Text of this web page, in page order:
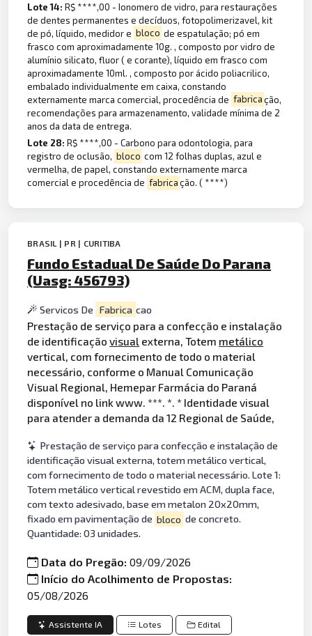
Lote 14:R$ ****,00 - Ionomero de vidro, para restaurações
de dentes permanentes e decíduos, fotopolimerizavel, kit
de pó, líquido, medidor e bloco de espatulação; pó em
frasco com aproximadamente 10g. , composto por vidro de
alumínio silicato, fluor ( e corante), líquido em frasco com
aproximadamente 10ml. , composto por ácido poliacrilico,
embalado individualmente em caixa, constando
externamente marca comercial, procedência de fabricação,
recomendações para armazenamento, validade mínima de 2
anos da data de entrega.
Lote 28:R$ ****,00 - Carbono para odontologia, para
registro de oclusão, bloco com 12 folhas duplas, azul e
vermelha, de papel, constando externamente marca
comercial e procedência de fabricação. ( ****)
BRASIL | PR | CURITIBA
Fundo Estadual De Saúde Do Parana
(Uasg: 456793)
Servicos De Fabrica cao
Prestação de serviço para a confecção e instalação
de identificaçãovisual externa, Totem metálico
vertical, com fornecimento de todo o material
necessário, conforme o Manual Comunicação
Visual Regional, Hemepar Farmácia do Paraná
disponível no link www. ***. *. * Identidade visual
para atender a demanda da 12 Regional de Saúde,
Prestação de serviço para confecção e instalação de
identificação visual externa, totem metálico vertical,
com fornecimento de todo o material necessário. Lote 1:
Totem metálico vertical revestido em ACM, dupla face,
com texto adesivado, base em metalon 20x20mm,
fixado em pavimentação de bloco de concreto.
Quantidade: 03 unidades.
Data do Pregão:09/09/2026
Início do Acolhimento de Propostas:
05/08/2026
Assistente IA Lotes Edital